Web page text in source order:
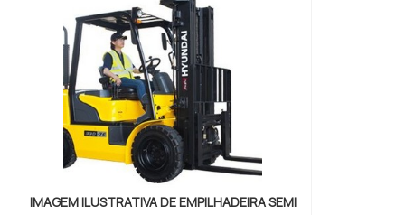
IMAGEM ILUSTRATIVA DE EMPILHADEIRA SEMI